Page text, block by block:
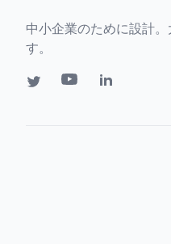
中小企業のために設計
す。